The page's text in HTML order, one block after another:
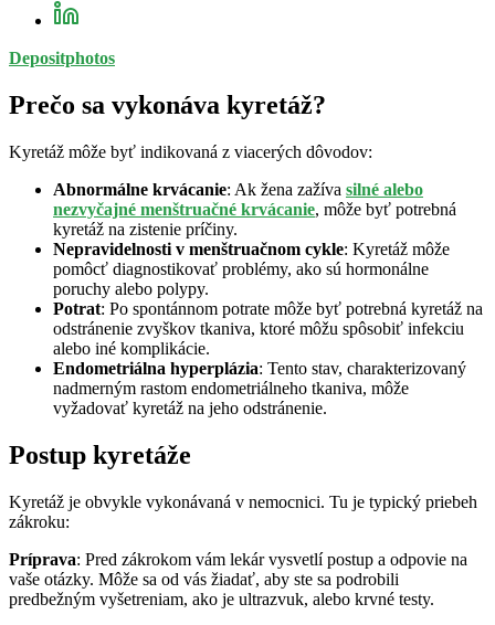
Depositphotos
Prečo sa vykonáva kyretáž?
Kyretáž môže byť indikovaná z viacerých dôvodov:
Abnormálne krvácanie: Ak žena zažíva silné alebo
nezvyčajné menštruačné krvácanie, môže byť potrebná
kyretáž na zistenie príčiny.
Nepravidelnosti v menštruačnom cykle: Kyretáž môže
pomôcť diagnostikovať problémy, ako sú hormonálne
poruchy alebo polypy.
Potrat: Po spontánnom potrate môže byť potrebná kyretáž na
odstránenie zvyškov tkaniva, ktoré môžu spôsobiť infekciu
alebo iné komplikácie.
Endometriálna hyperplázia: Tento stav, charakterizovaný
nadmerným rastom endometriálneho tkaniva, môže
vyžadovať kyretáž na jeho odstránenie.
Postup kyretáže
Kyretáž je obvykle vykonávaná v nemocnici. Tu je typický priebeh
zákroku:
Príprava: Pred zákrokom vám lekár vysvetlí postup a odpovie na
vaše otázky. Môže sa od vás žiadať, aby ste sa podrobili
predbežným vyšetreniam, ako je ultrazvuk, alebo krvné testy.